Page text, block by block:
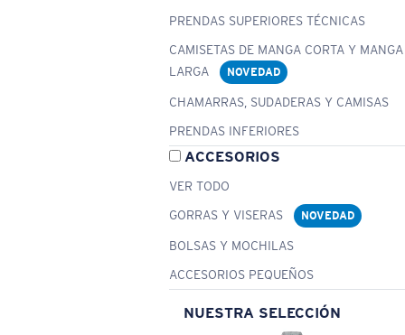
PRENDAS SUPERIORES TÉCNICAS
CAMISETAS DE MANGA CORTA Y MANGA
LARGA
NOVEDAD
CHAMARRAS, SUDADERAS Y CAMISAS
PRENDAS INFERIORES
ACCESORIOS
VER TODO
GORRAS Y VISERAS
NOVEDAD
BOLSAS Y MOCHILAS
ACCESORIOS PEQUEÑOS
NUESTRA SELECCIÓN